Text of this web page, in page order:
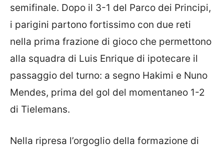
semifinale. Dopo il 3-1 del Parco dei Principi,
i parigini partono fortissimo con due reti
nella prima frazione di gioco che permettono
alla squadra di Luis Enrique di ipotecare il
passaggio del turno: a segno Hakimi e Nuno
Mendes, prima del gol del momentaneo 1-2
di Tielemans.
Nella ripresa l’orgoglio della formazione di